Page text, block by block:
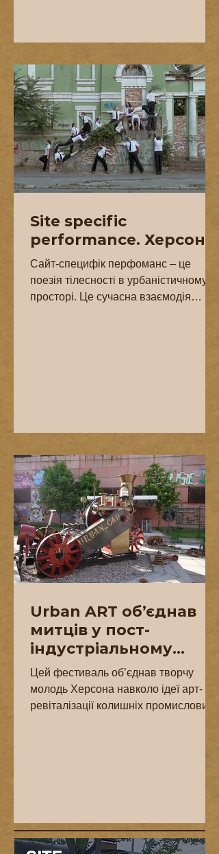
Site specific
performance. Херсон
Сайт-специфік перфоманс – це
поезія тілесності в урбаністичному
просторі. Це сучасна взаємодія
Urban ART об’єднав
митців у пост-
індустріальному
просторі
Цей фестиваль об’єднав творчу
молодь Херсона навколо ідеї арт-
ревіталізації колишніх промислових